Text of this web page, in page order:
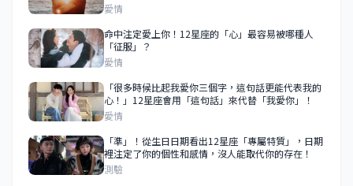
愛情
命中注定愛上你！12星座的「心」最容易被哪種人
「征服」？
愛情
「很多時候比起我愛你三個字，這句話更能代表我的
心！」12星座會用「這句話」來代替「我愛你」！
愛情
「準」！從生日日期看出12星座「專屬特質」，日期
裡注定了你的個性和感情，沒人能取代你的存在！
測驗